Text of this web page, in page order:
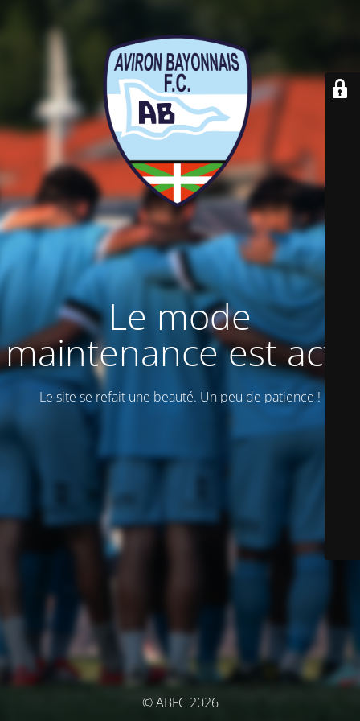
Le mode
maintenance est actif
Le site se refait une beauté. Un peu de patience !
© ABFC 2026